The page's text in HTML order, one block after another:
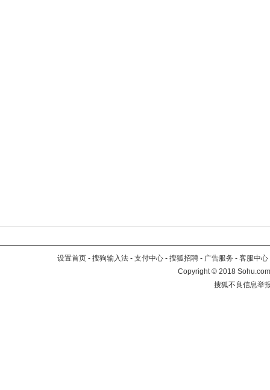
设置首页 - 搜狗输入法 - 支付中心 - 搜狐招聘 - 广告服务 - 客服中心
Copyright©2018
搜狐不良信息举